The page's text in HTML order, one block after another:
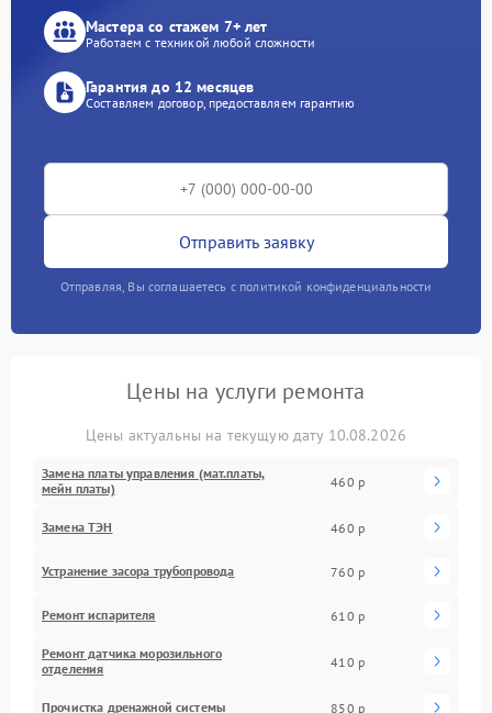
Мастера со стажем 7+ лет
Работаем с техникой любой сложности
Гарантия до 12 месяцев
Составляем договор, предоставляем гарантию
Отправить заявку
Отправляя, Вы соглашаетесь с политикой конфиденциальности
Цены на услуги ремонта
Цены актуальны на текущую дату 10.08.2026
Замена платы управления (мат.платы,
мейн платы)
460 р
Замена ТЭН 460 р
Устранение засора трубопровода 760 р
Ремонт испарителя 610 р
Ремонт датчика морозильного
отделения
410 р
Прочистка дренажной системы 850 р